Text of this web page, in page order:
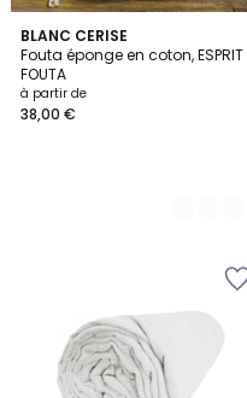
BLANC CERISE
Fouta éponge en coton, ESPRIT
FOUTA
à partir de
38,00 €
3
Couleurs